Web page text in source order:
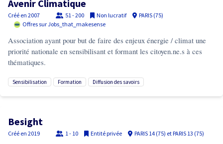
Avenir Climatique
Créé en 2007 51 - 200 Non lucratif
PARIS (75)
Offres sur Jobs_that_makesense
Association ayant pour but de faire des enjeux énergie / climat une
priorité nationale en sensibilisant et formant les citoyen.ne.s à ces
thématiques.
sensibilisation formation diffusion des savoirs
Besight
Créé en 2019 1 - 10 Entité privée PARIS 14 (75) et PARIS 13 (75)